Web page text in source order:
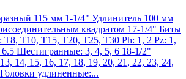
115 мм 1-1/4" Удлинитель 100 мм
квадратом 17-1/4" Биты
Т8, T10, T15, T20, T25, T30 Ph: 1, 2 Pz: 1,
Шестигранные: 3, 4, 5, 6 18-1/2"
14, 15, 16, 17, 18, 19, 20, 21, 22, 23, 24,
удлиненные:...